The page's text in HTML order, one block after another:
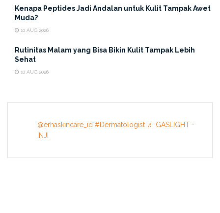
Kenapa Peptides Jadi Andalan untuk Kulit Tampak Awet
Muda?
10 AUG 2026
Rutinitas Malam yang Bisa Bikin Kulit Tampak Lebih
Sehat
10 AUG 2026
@erhaskincare_id #Dermatologist ♬ GASLIGHT -
INJI